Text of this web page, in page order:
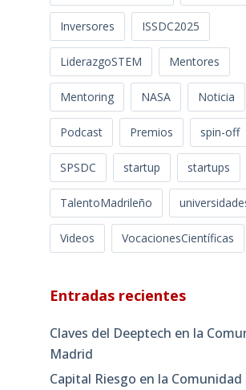
Inversores ISSDC2025
LiderazgoSTEM Mentores
Mentoring NASA Noticia
Podcast Premios spin-off
SPSDC startup startups
TalentoMadrileño
Videos VocacionesCientíficas
Entradas recientes
Claves del Deeptech en la
Madrid
Capital Riesgo en la Comunidad